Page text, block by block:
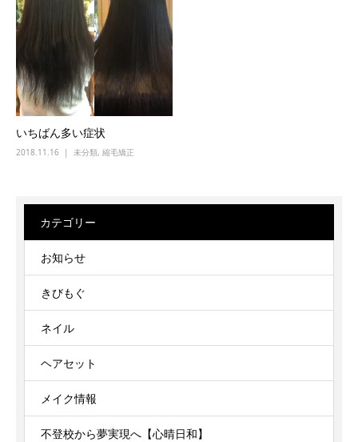
いちばん多い症状
2018.11.16 未分類, 縮毛矯正
カテゴリー
お知らせ
きびもぐ
ネイル
ヘアセット
メイク情報
不登校から夢実現へ【心晴日和】